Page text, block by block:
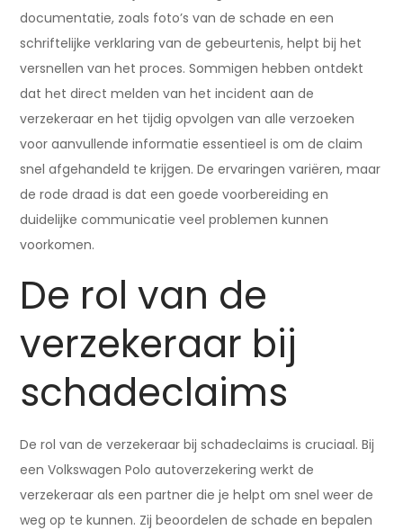
documentatie, zoals foto’s van de schade en een
schriftelijke verklaring van de gebeurtenis, helpt bij het
versnellen van het proces. Sommigen hebben ontdekt
dat het direct melden van het incident aan de
verzekeraar en het tijdig opvolgen van alle verzoeken
voor aanvullende informatie essentieel is om de claim
snel afgehandeld te krijgen. De ervaringen variëren, maar
de rode draad is dat een goede voorbereiding en
duidelijke communicatie veel problemen kunnen
voorkomen.
De rol van de
verzekeraar bij
schadeclaims
De rol van de verzekeraar bij schadeclaims is cruciaal. Bij
een Volkswagen Polo autoverzekering werkt de
verzekeraar als een partner die je helpt om snel weer de
weg op te kunnen. Zij beoordelen de schade en bepalen